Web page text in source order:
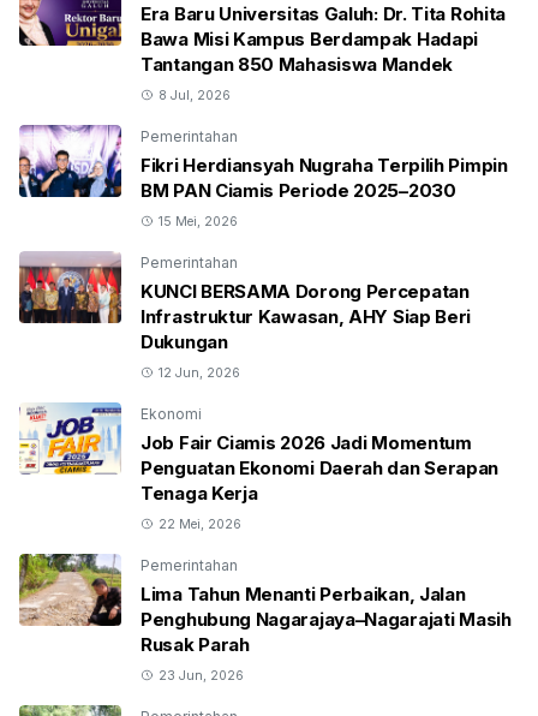
Era Baru Universitas Galuh: Dr. Tita Rohita
Bawa Misi Kampus Berdampak Hadapi
Tantangan 850 Mahasiswa Mandek
8 Jul, 2026
Pemerintahan
Fikri Herdiansyah Nugraha Terpilih Pimpin
BM PAN Ciamis Periode 2025–2030
15 Mei, 2026
Pemerintahan
KUNCI BERSAMA Dorong Percepatan
Infrastruktur Kawasan, AHY Siap Beri
Dukungan
12 Jun, 2026
Ekonomi
Job Fair Ciamis 2026 Jadi Momentum
Penguatan Ekonomi Daerah dan Serapan
Tenaga Kerja
22 Mei, 2026
Pemerintahan
Lima Tahun Menanti Perbaikan, Jalan
Penghubung Nagarajaya–Nagarajati Masih
Rusak Parah
23 Jun, 2026